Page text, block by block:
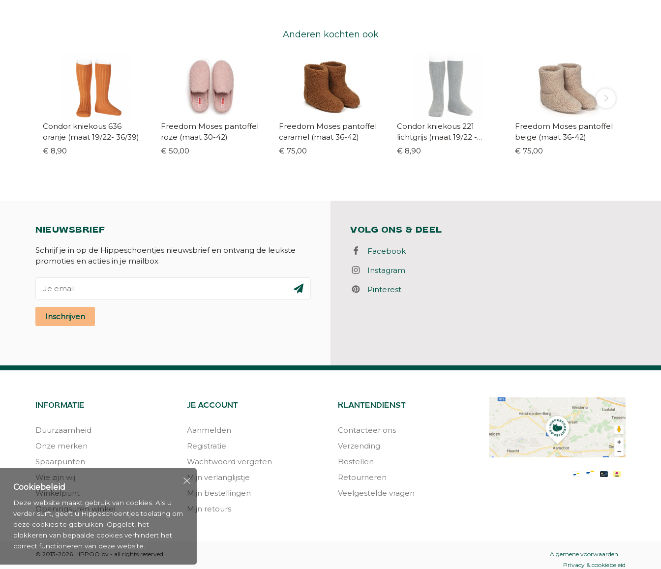
Anderen kochten ook
Condor kniekous 636
oranje (maat 19/22- 36/39)
€ 8,90
Freedom Moses pantoffel
roze (maat 30-42)
€ 50,00
Freedom Moses pantoffel
caramel (maat 36-42)
€ 75,00
Condor kniekous 221
lichtgrijs (maat 19/22 -
36/39)
€ 8,90
Freedom Moses pantoffel
beige (maat 36-42)
€ 75,00
NIEUWSBRIEF
Schrijf je in op de Hippeschoentjes nieuwsbrief en ontvang de leukste
promoties en acties in je mailbox
Inschrijven
VOLG ONS & DEEL
Facebook
Instagram
Pinterest
INFORMATIE
Duurzaamheid
Onze merken
Spaarpunten
Wie zijn wij
Winkelpunt
Openingsuren winkel
JE ACCOUNT
Aanmelden
Registratie
Wachtwoord vergeten
Mijn verlanglijstje
Mijn bestellingen
Mijn retours
KLANTENDIENST
Contacteer ons
Verzending
Bestellen
Retourneren
Veelgestelde vragen
© 2013-2026 HIPPOO bv - all rights reserved
Algemene voorwaarden
Privacy & cookiebeleid
Cookiebeleid
Deze website maakt gebruik van cookies. Als u
verder surft, geeft u Hippeschoentjes toelating om
deze cookies te gebruiken. Opgelet, het
blokkeren van bepaalde cookies verhindert het
correct functioneren van deze website.